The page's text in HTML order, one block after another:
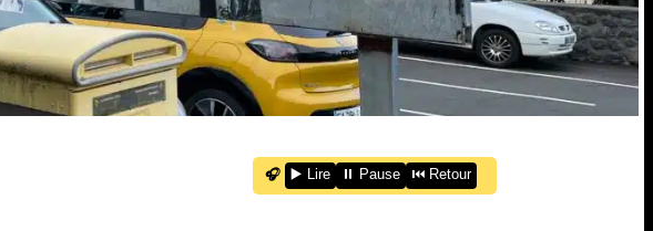
🎧 ▶️ Lire ⏸️ Pause ⏮️ Retour